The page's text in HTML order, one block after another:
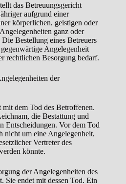
das Betreuungsgericht
aufgrund einer
körperlichen, geistigen oder
ganz oder
Bestellung eines Betreuers
Angelegenheit
rechtlichen Besorgung bedarf.
der
dem Tod des Betroffenen.
die Bestattung und
Entscheidungen. Vor dem Tod
nicht um eine Angelegenheit,
Vertreter des
könnte.
der Angelegenheiten des
Sie endet mit dessen Tod. Ein